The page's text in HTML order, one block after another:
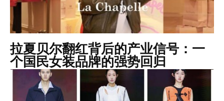
拉夏贝尔翻红背后的产业信号：一
个国民女装品牌的强势回归